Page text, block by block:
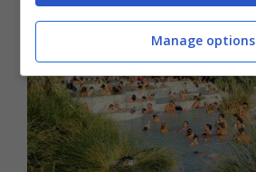
Manage options